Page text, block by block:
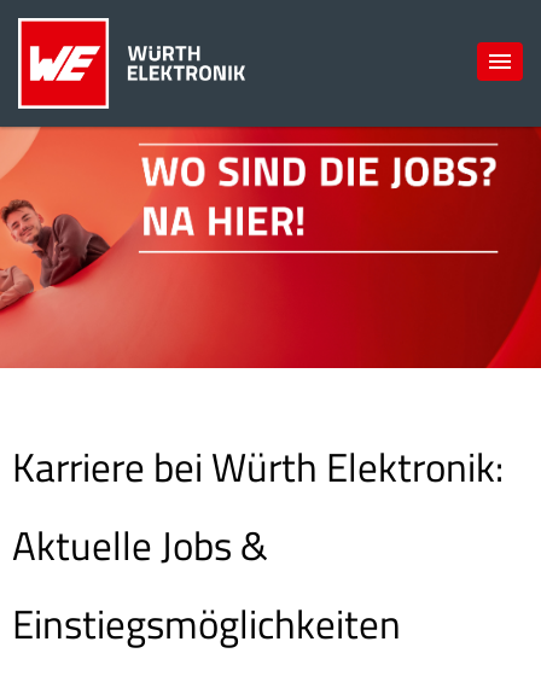
Karriere bei Würth Elektronik:
Aktuelle Jobs &
Einstiegsmöglichkeiten